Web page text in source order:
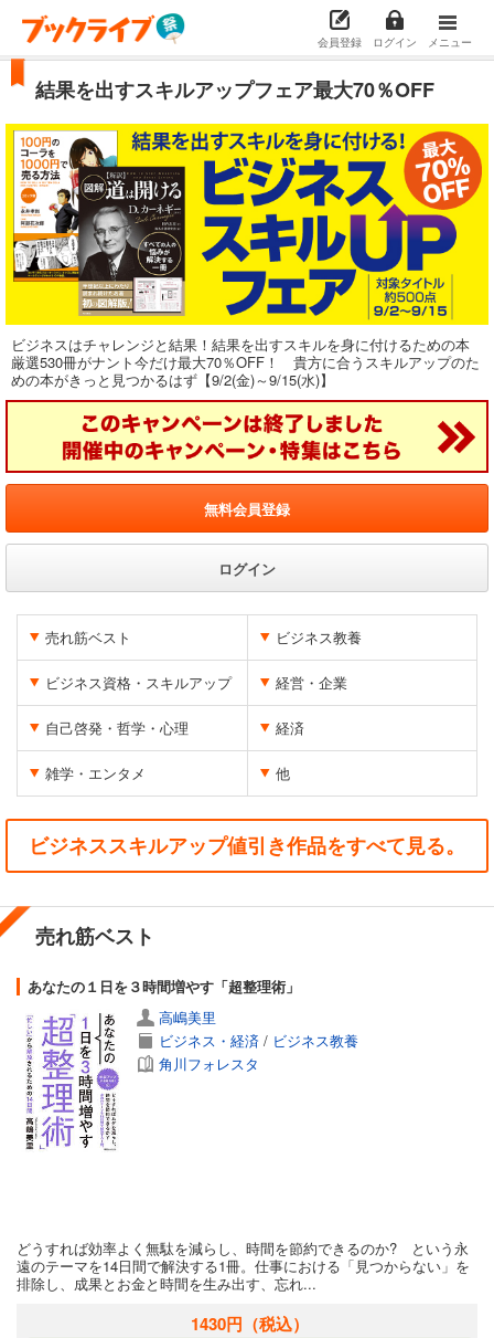
会員登録 ログイン メニュー
結果を出すスキルアップフェア最大70％OFF
ビジネスはチャレンジと結果！結果を出すスキルを身に付けるための本
厳選530冊がナント今だけ最大70％OFF！ 貴方に合うスキルアップのた
めの本がきっと見つかるはず【9/2(金)～9/15(水)】
無料会員登録
ログイン
売れ筋ベスト ビジネス教養
ビジネス資格・スキルアップ 経営・企業
自己啓発・哲学・心理 経済
雑学・エンタメ 他
ビジネススキルアップ値引き作品をすべて見る。
売れ筋ベスト
あなたの１日を３時間増やす「超整理術」
高嶋美里
ビジネス・経済 / ビジネス教養
角川フォレスタ
どうすれば効率よく無駄を減らし、時間を節約できるのか? という永
遠のテーマを14日間で解決する1冊。仕事における「見つからない」を
排除し、成果とお金と時間を生み出す、忘れ...
1430円 （税込）